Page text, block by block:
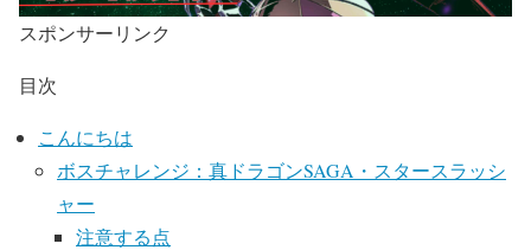
スポンサーリンク
目次
こんにちは
ボスチャレンジ：真ドラゴンSAGA・スタースラッシ
ャー
注意する点